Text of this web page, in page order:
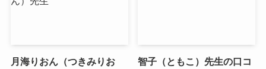
月海りおん（つきみりお
智子（ともこ）先生の口コ